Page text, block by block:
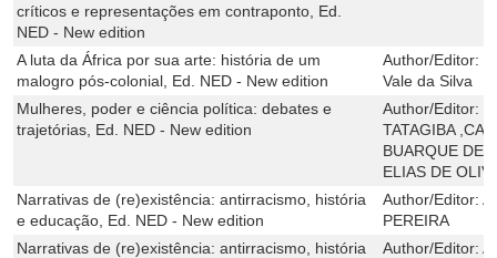
críticos e representações em contraponto, Ed.
NED - New edition
A luta da África por sua arte: história de um
malogro pós-colonial, Ed. NED - New edition
Author/Editor:
Vale da Silva
Mulheres, poder e ciência política: debates e
trajetórias, Ed. NED - New edition
Author/Editor:
TATAGIBA
BUARQUE DE
ELIAS DE
Narrativas de (re)existência: antirracismo, história
e educação, Ed. NED - New edition
Author/Editor:
PEREIRA
Narrativas de (re)existência: antirracismo, história
Author/Editor: